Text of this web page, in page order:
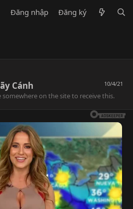
Đăng nhập Đăng ký
10/4/21
Cánh
somewhere on the site to receive this.